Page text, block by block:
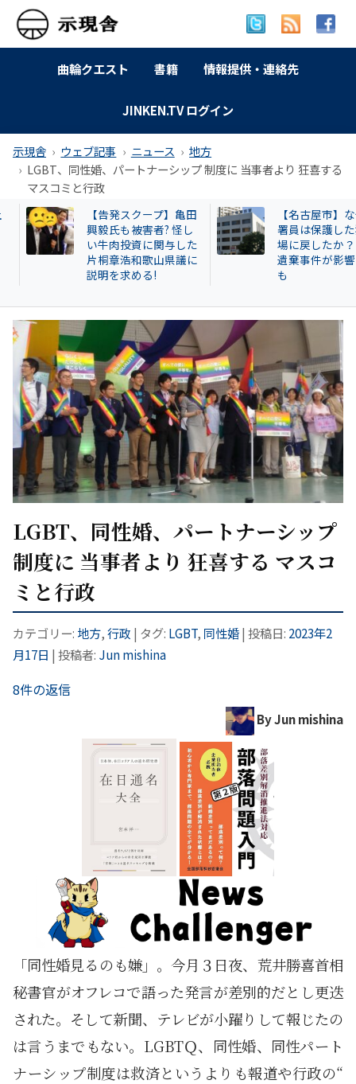
曲輪クエスト 書籍 情報提供・連絡先
JINKEN.TV ログイン
示現舎 ウェブ記事 ニュース
地方
LGBT、同性婚、パートナーシップ 制度に 当事者より 狂喜する
マスコミと行政
【告発スクープ】亀田
興毅氏も被害者? 怪し
い牛肉投資に関与した
片桐章浩和歌山県議に
説明を求める!
【名古屋市】なぜ
署員は保護した猫
場に戻したか？
遺棄事件が影響し
LGBT、同性婚、パートナーシップ
制度に 当事者より 狂喜する マスコ
ミと行政
カテゴリー: 地方,行政 | タグ: LGBT, 同性婚| 投稿日: 2023年2
月17日 | 投稿者: Jun mishina
8件の返信
By Jun mishina
「同性婚見るのも嫌」。今月３日夜、荒井勝喜首相
秘書官がオフレコで語った発言が差別的だとし更迭
された。そして新聞、テレビが小躍りして報じたの
は言うまでもない。LGBTＱ、同性婚、同性パート
ナーシップ制度は救済というよりも報道や行政の“